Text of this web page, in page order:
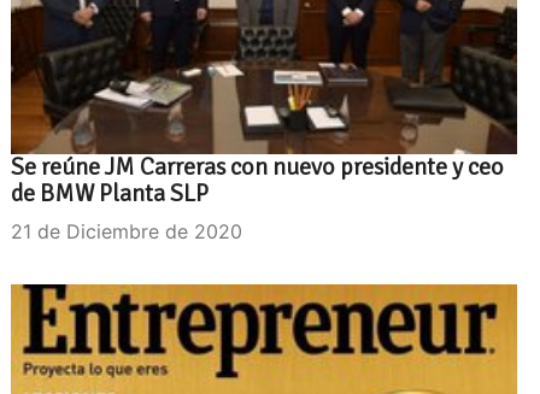
Se reúne JM Carreras con nuevo presidente y ceo
de BMW Planta SLP
21 de Diciembre de 2020